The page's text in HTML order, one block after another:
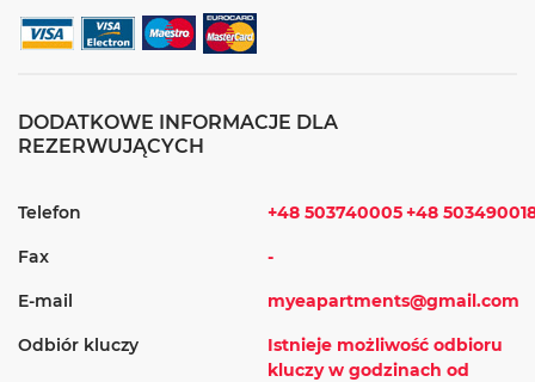
DODATKOWE INFORMACJE DLA
REZERWUJĄCYCH
Telefon +48 503740005+48
Fax -
E-mail myeapartments@gmail.com
Odbiór kluczy
Istnieje możliwość odbioru
kluczy w godzinach od